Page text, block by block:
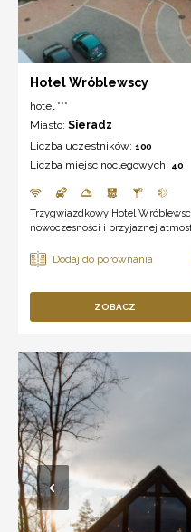
Hotel Wróblewscy
hotel ***
Miasto: Sieradz
Liczba uczestników: 100
Liczba miejsc noclegowych: 40
Trzygwiazdkowy Hotel
nowoczesności i przyjaznej
ZOBACZ